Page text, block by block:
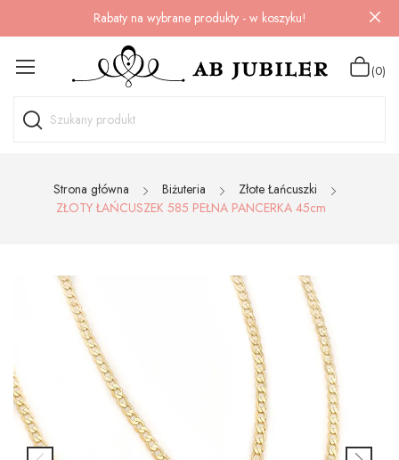
Rabaty na wybrane produkty - w koszyku!
(0)
Strona główna Biżuteria
Złote Łańcuszki
ZŁOTY ŁAŃCUSZEK 585 PEŁNA PANCERKA 45cm